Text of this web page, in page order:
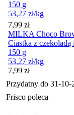
150 g
53,27 zł/kg
Cena
7,99 zł
MILKA Choco
Ciastka z czekoladą
150 g
53,27 zł/kg
Cena
7,99 zł
Przydatny do 31-10-
Frisco poleca